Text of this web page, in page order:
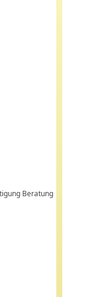
Beratung